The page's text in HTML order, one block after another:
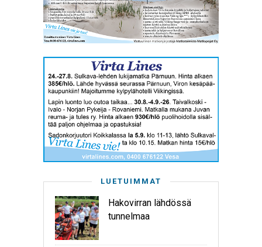
LUETUIMMAT
Hakovirran lähdössä
tunnelmaa